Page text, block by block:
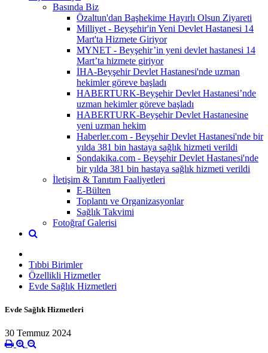
Basında Biz
Özaltun'dan Başhekime Hayırlı Olsun Ziyareti
Milliyet - Beyşehir'in Yeni Devlet Hastanesi 14
Mart'ta Hizmete Giriyor
MYNET - Beyşehir’in yeni devlet hastanesi 14
Mart’ta hizmete giriyor
İHA-Beyşehir Devlet Hastanesi'nde uzman
hekimler göreve başladı
HABERTURK-Beyşehir Devlet Hastanesi’nde
uzman hekimler göreve başladı
HABERTURK-Beyşehir Devlet Hastanesine
yeni uzman hekim
Haberler.com - Beyşehir Devlet Hastanesi'nde bir
yılda 381 bin hastaya sağlık hizmeti verildi
Sondakika.com - Beyşehir Devlet Hastanesi'nde
bir yılda 381 bin hastaya sağlık hizmeti verildi
İletişim & Tanıtım Faaliyetleri
E-Bülten
Toplantı ve Organizasyonlar
Sağlık Takvimi
Fotoğraf Galerisi
Tıbbi Birimler
Özellikli Hizmetler
Evde Sağlık Hizmetleri
Evde Sağlık Hizmetleri
30 Temmuz 2024